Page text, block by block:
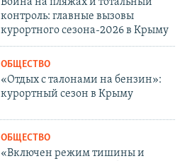
контроль: главные вызовы
курортного сезона-2026 в Крыму
ОБЩЕСТВО
«Отдых с талонами на бензин»:
курортный сезон в Крыму
ОБЩЕСТВО
«Включен режим тишины и